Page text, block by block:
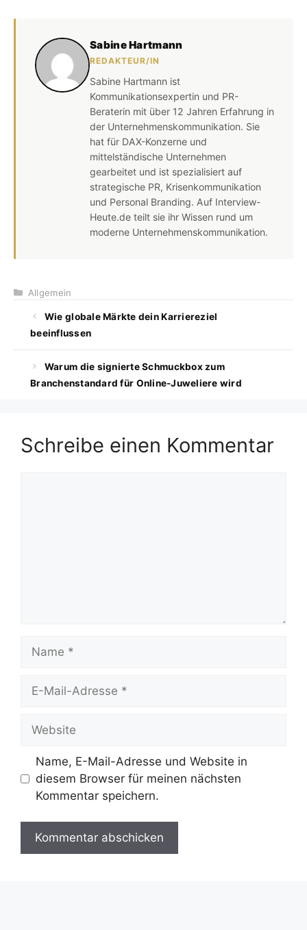
Sabine Hartmann
REDAKTEUR/IN
Sabine Hartmann ist
Kommunikationsexpertin und PR-
Beraterin mit über 12 Jahren Erfahrung in
der Unternehmenskommunikation. Sie
hat für DAX-Konzerne und
mittelständische Unternehmen
gearbeitet und ist spezialisiert auf
strategische PR, Krisenkommunikation
und Personal Branding. Auf Interview-
Heute.de teilt sie ihr Wissen rund um
moderne Unternehmenskommunikation.
Kategorien
Allgemein
Wie globale Märkte dein Karriereziel
beeinflussen
Warum die signierte Schmuckbox zum
Branchenstandard für Online-Juweliere wird
Schreibe einen Kommentar
Mail-
Name, E-Mail-Adresse und Website in
diesem Browser für meinen nächsten
Kommentar speichern.